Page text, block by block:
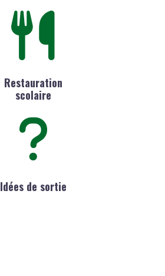
Restauration
scolaire
Idées de sortie